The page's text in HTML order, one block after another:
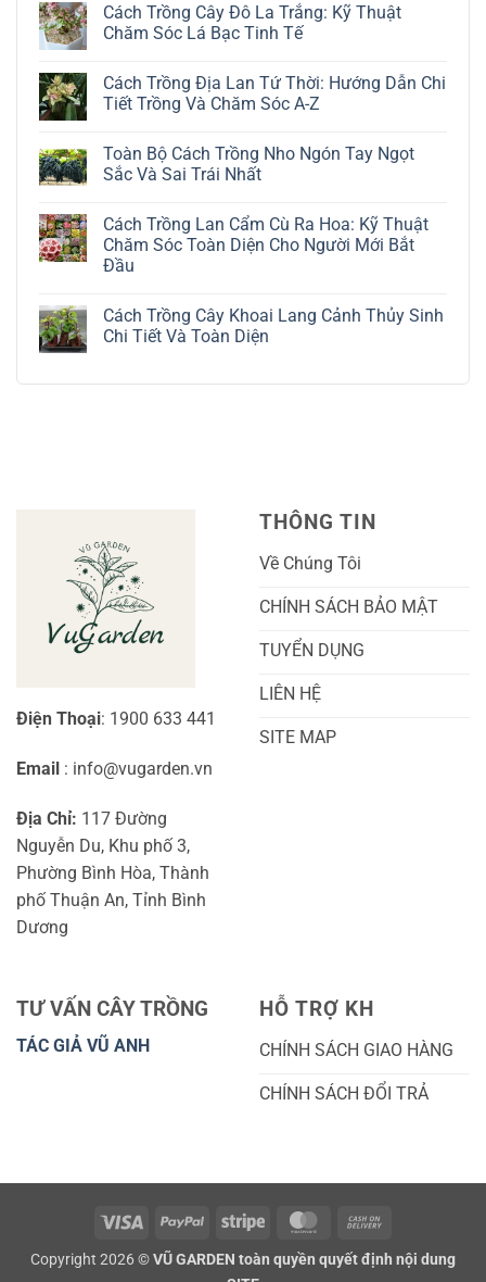
Cách Trồng Cây Đô La Trắng: Kỹ Thuật
Chăm Sóc Lá Bạc Tinh Tế
bình
luận
Cây
Đô
La
Thuật
Chăm
Sóc
Lá
Tế
Cách Trồng Địa Lan Tứ Thời: Hướng Dẫn Chi
Tiết Trồng Và Chăm Sóc A-Z
bình
luận
ở
Địa
Lan
Tứ
Thời:
Chi
Tiết
Trồng
Toàn Bộ Cách Trồng Nho Ngón Tay Ngọt
Sắc Và Sai Trái Nhất
bình
luận
ở
Toàn
Trồng
Nho
Ngón
Cách Trồng Lan Cẩm Cù Ra Hoa: Kỹ Thuật
Chăm Sóc Toàn Diện Cho Người Mới Bắt
Đầu
bình
luận
ở
Lan
Cho
Người
Mới
Bắt
Đầu
Cách Trồng Cây Khoai Lang Cảnh Thủy Sinh
Chi Tiết Và Toàn Diện
bình
Chi
Tiết
Và
Toàn
Diện
Điện Thoại: 1900 633 441
Email : info@vugarden.vn
Địa Chỉ: 117 Đường
Nguyễn Du, Khu phố 3,
Phường Bình Hòa, Thành
phố Thuận An, Tỉnh Bình
Dương
THÔNG TIN
Về Chúng Tôi
CHÍNH SÁCH BẢO MẬT
TUYỂN DỤNG
LIÊN HỆ
SITE MAP
TƯ VẤN CÂY TRỒNG
TÁC GIẢ VŨ ANH
HỖ TRỢ KH
CHÍNH SÁCH GIAO HÀNG
CHÍNH SÁCH ĐỔI TRẢ
Visa PayPal Stripe MasterCard
Delivery
Copyright 2026 ©VŨ GARDEN toàn quyền quyết định nội dung